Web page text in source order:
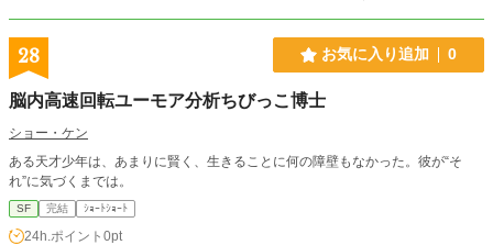
名の険しい道を。それが、人間の証明だから。 これは、完璧
に管理された世界で、一人の女性が人間性を取り戻すために
戦った物語。テクノロジーによる監視社会、AI管理、幸福の
数値化——現代社会への警告を込めたディストピア小説。
28 お気に入り追加 0
脳内高速回転ユーモア分析ちびっこ博士
ショー・ケン
ある天才少年は、あまりに賢く、生きることに何の障壁もなかった。彼が“そ
れ”に気づくまでは。
SF 完結 ｼｮｰﾄｼｮｰﾄ
24h.ポイント 0pt